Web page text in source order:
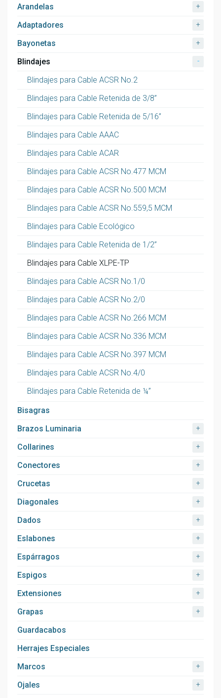
Arandelas +
Adaptadores +
Bayonetas +
Blindajes -
Blindajes para Cable ACSR No.2
Blindajes para Cable Retenida de 3/8”
Blindajes para Cable Retenida de 5/16”
Blindajes para Cable AAAC
Blindajes para Cable ACAR
Blindajes para Cable ACSR No.477 MCM
Blindajes para Cable ACSR No.500 MCM
Blindajes para Cable ACSR No.559,5 MCM
Blindajes para Cable Ecológico
Blindajes para Cable Retenida de 1/2”
Blindajes para Cable XLPE-TP
Blindajes para Cable ACSR No.1/0
Blindajes para Cable ACSR No.2/0
Blindajes para Cable ACSR No.266 MCM
Blindajes para Cable ACSR No.336 MCM
Blindajes para Cable ACSR No.397 MCM
Blindajes para Cable ACSR No.4/0
Blindajes para Cable Retenida de ¼”
Bisagras
Brazos Luminaria
+
Collarines +
Conectores +
Crucetas +
Diagonales +
Dados +
Eslabones +
Espárragos +
Espigos +
Extensiones +
Grapas +
Guardacabos
Herrajes Especiales
Marcos
+
Ojales +